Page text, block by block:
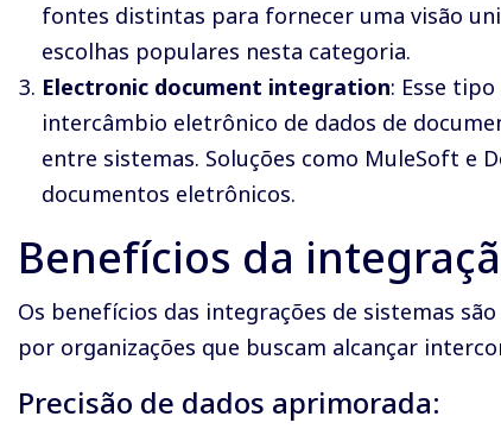
fontes distintas para fornecer uma visão
escolhas populares nesta categoria.
Electronic document integration: Esse
intercâmbio eletrônico de dados de
entre sistemas. Soluções como MuleSoft e
documentos eletrônicos.
Benefícios da
Os benefícios das integrações de sistemas
por organizações que buscam alcançar
Precisão de dados aprimorada: